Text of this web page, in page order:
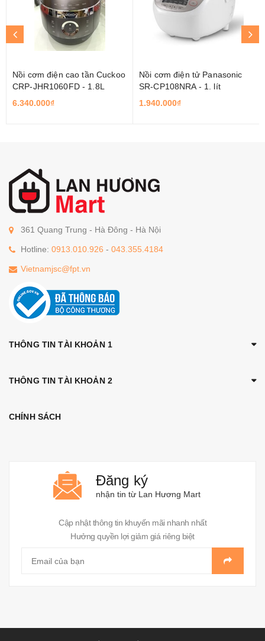
Nồi cơm điện cao tần Cuckoo
CRP-JHR1060FD - 1.8L
6.340.000₫
Nồi cơm điện tử Panasonic
SR-CP108NRA - 1. lít
1.940.000₫
361 Quang Trung - Hà Đông - Hà Nội
Hotline: 0913.010.926 - 043.355.4184
Vietnamjsc@fpt.vn
THÔNG TIN TÀI KHOẢN 1
THÔNG TIN TÀI KHOẢN 2
CHÍNH SÁCH
Đăng ký
nhận tin từ Lan Hương Mart
Cập nhật thông tin khuyến mãi nhanh nhất
Hưởng quyền lợi giảm giá riêng biệt